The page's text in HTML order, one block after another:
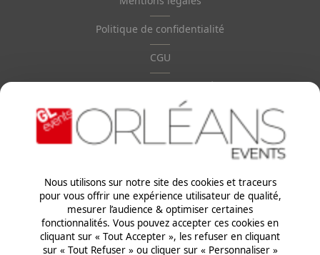
Politique de confidentialité
CGU
Ethiques & Conformité
Paragraphes
Paragraphes
Nous utilisons sur notre site des cookies et traceurs
pour vous offrir une expérience utilisateur de qualité,
mesurer l’audience & optimiser certaines
fonctionnalités. Vous pouvez accepter ces cookies en
cliquant sur « Tout Accepter », les refuser en cliquant
sur « Tout Refuser » ou cliquer sur « Personnaliser »